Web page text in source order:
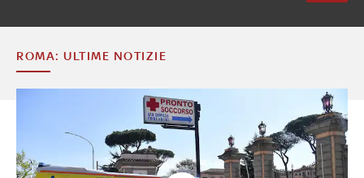
ROMA: ULTIME NOTIZIE